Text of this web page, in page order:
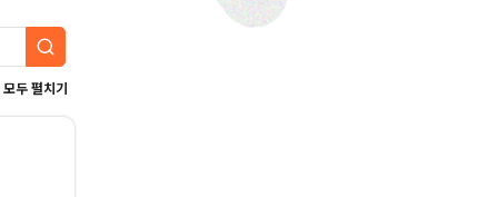
모두 펼치기